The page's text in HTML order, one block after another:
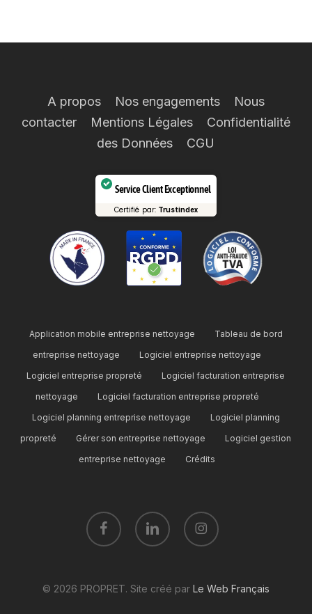
A propos Nos engagements
Nous
contacter
Mentions Légales
Confidentialité
des Données
CGU
Service Client Exceptionnel
Certifié par: Trustindex
Application mobile entreprise nettoyage
Tableau de bord
entreprise nettoyage
Logiciel entreprise nettoyage
Logiciel entreprise propreté
Logiciel facturation entreprise
nettoyage
Logiciel facturation entreprise propreté
Logiciel planning entreprise nettoyage
Logiciel planning
propreté
Gérer son entreprise nettoyage
Logiciel gestion
entreprise nettoyage
Crédits
facebook linkedin instagram
© 2026 PROPRET. Site créé par Le Web Français